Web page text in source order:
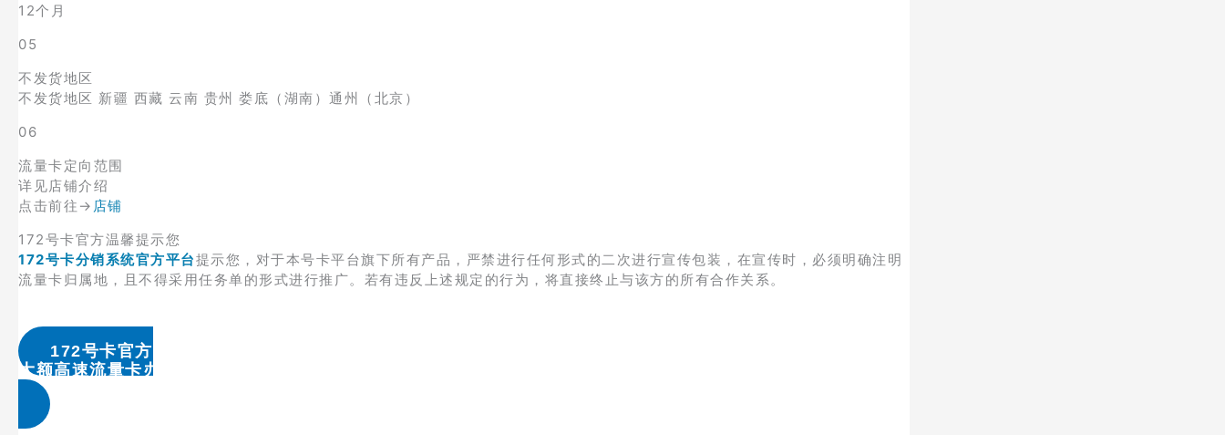
12个月
05
不发货地区
不发货地区 新疆 西藏 云南 贵州 娄底（湖南）通州（北京）
06
流量卡定向范围
详见店铺介绍
点击前往→ 店铺
172号卡官方温馨提示您
172号卡分销系统官方平台提示您，对于本号卡平台旗下所有产品，严禁进行任何形式的二次进行宣传包装，在宣传时，必须明确注明
流量卡归属地，且不得采用任务单的形式进行推广。若有违反上述规定的行为，将直接终止与该方的所有合作关系。
172号卡官方
大额高速流量卡办理 & 流量卡代理加盟